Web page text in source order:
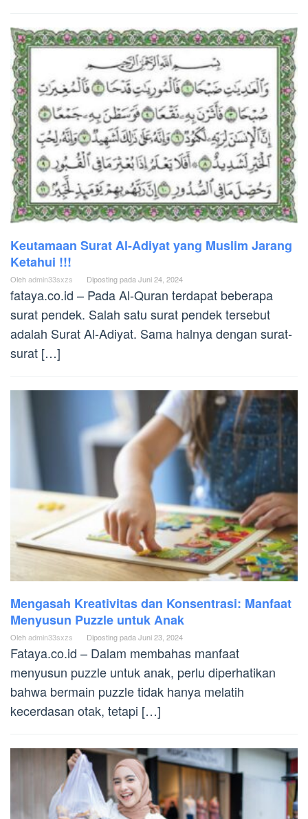
Keutamaan Surat Al-Adiyat yang Muslim Jarang
Ketahui !!!
Olehadmin33sxzs Diposting pada Juni 24, 2024
fataya.co.id – Pada Al-Quran terdapat beberapa
surat pendek. Salah satu surat pendek tersebut
adalah Surat Al-Adiyat. Sama halnya dengan surat-
surat […]
Mengasah Kreativitas dan Konsentrasi: Manfaat
Menyusun Puzzle untuk Anak
Olehadmin33sxzs Diposting pada Juni 23, 2024
Fataya.co.id – Dalam membahas manfaat
menyusun puzzle untuk anak, perlu diperhatikan
bahwa bermain puzzle tidak hanya melatih
kecerdasan otak, tetapi […]